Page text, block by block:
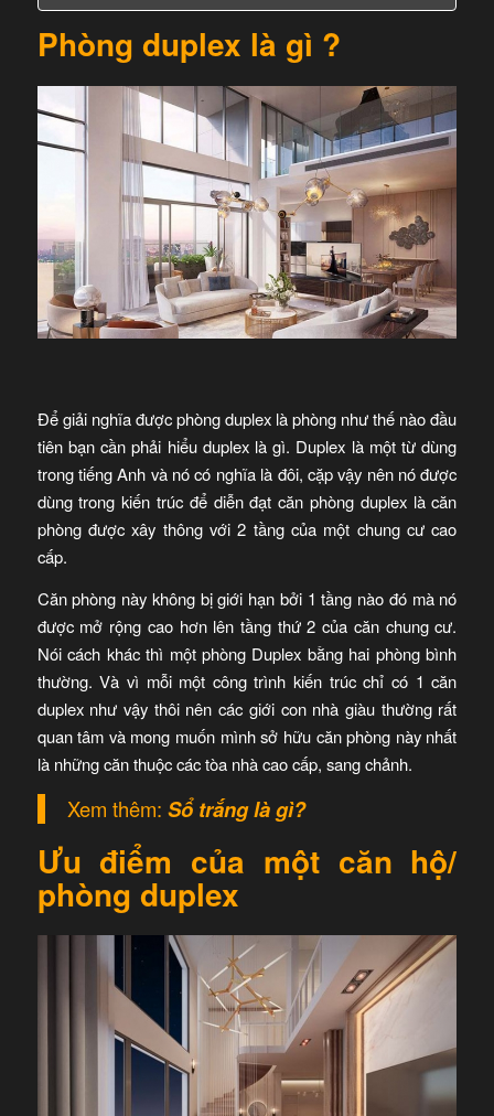
Phòng duplex là gì ?
Để giải nghĩa được phòng duplex là phòng như thế nào đầu
tiên bạn cần phải hiểu duplex là gì. Duplex là một từ dùng
trong tiếng Anh và nó có nghĩa là đôi, cặp vậy nên nó được
dùng trong kiến trúc để diễn đạt căn phòng duplex là căn
phòng được xây thông với 2 tầng của một chung cư cao
cấp.
Căn phòng này không bị giới hạn bởi 1 tầng nào đó mà nó
được mở rộng cao hơn lên tầng thứ 2 của căn chung cư.
Nói cách khác thì một phòng Duplex bằng hai phòng bình
thường. Và vì mỗi một công trình kiến trúc chỉ có 1 căn
duplex như vậy thôi nên các giới con nhà giàu thường rất
quan tâm và mong muốn mình sở hữu căn phòng này nhất
là những căn thuộc các tòa nhà cao cấp, sang chảnh.
Xem thêm: Sổ trắng là gì?
Ưu điểm của một căn hộ/
phòng duplex